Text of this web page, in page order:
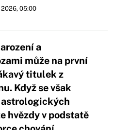
2026, 05:00
a
může na první
titulek z
Když se však
astrologických
hvězdy v podstatě